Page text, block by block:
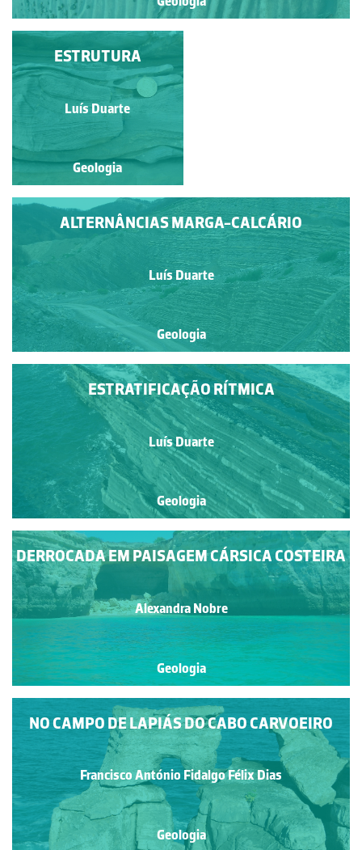
FÓSSEIS DE CORAIS E
CRINÓIDES
Luís Duarte
Geologia
ALTERNÂNCIAS MARGA-CALCÁRIO
Luís Duarte
Geologia
ESTRUTURA
Luís Duarte
Geologia
ESTRATIFICAÇÃO RÍTMICA
Luís Duarte
Geologia
DERROCADA EM PAISAGEM CÁRSICA COSTEIRA
Alexandra Nobre
Geologia
NO CAMPO DE LAPIÁS DO CABO CARVOEIRO
Francisco António Fidalgo Félix Dias
Geologia